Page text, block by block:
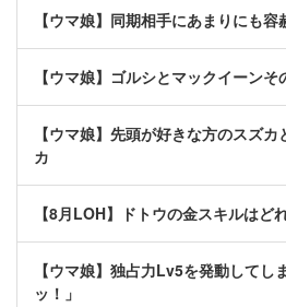
【ウマ娘】同期相手にあまりにも
【ウマ娘】ゴルシとマックイーンそ
【ウマ娘】先頭が好きな方のスズ
カ
【8月LOH】ドトウの金スキルはど
【ウマ娘】独占力Lv5を発動して
ッ！」